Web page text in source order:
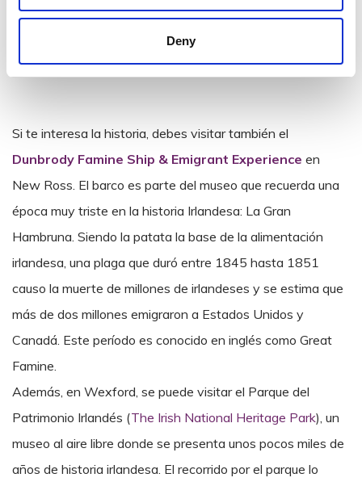
Deny
El Castillo y Jardines de Johnstown
Si te interesa la historia, debes visitar también el
Dunbrody Famine Ship & Emigrant Experience en
New Ross. El barco es parte del museo que recuerda una
época muy triste en la historia Irlandesa: La Gran
Hambruna. Siendo la patata la base de la alimentación
irlandesa, una plaga que duró entre 1845 hasta 1851
causo la muerte de millones de irlandeses y se estima que
más de dos millones emigraron a Estados Unidos y
Canadá. Este período es conocido en inglés como Great
Famine.
Además, en Wexford, se puede visitar el Parque del
Patrimonio Irlandés (The Irish National Heritage Park), un
museo al aire libre donde se presenta unos pocos miles de
años de historia irlandesa. El recorrido por el parque lo